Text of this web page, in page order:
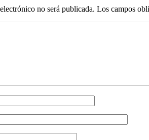
no será publicada. Los campos